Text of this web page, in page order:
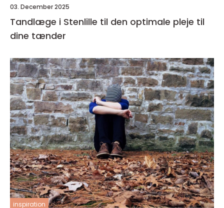
03. December 2025
Tandlæge i Stenlille til den optimale pleje til
dine tænder
inspiration